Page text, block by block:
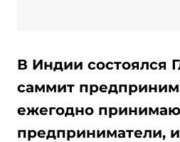
В Индии состоялся
саммит
ежегодно
предприниматели,